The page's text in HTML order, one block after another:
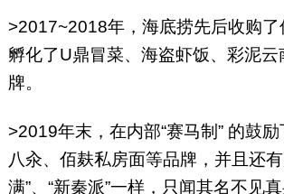
>2017~2018年，海底捞先后收购了
孵化了U鼎冒菜、海盗虾饭、彩泥云
牌。
>2019年末，在内部“赛马制” 的鼓
八汆、佰麸私房面等品牌，并且还
满”、“新秦派”一样，只闻其名不见